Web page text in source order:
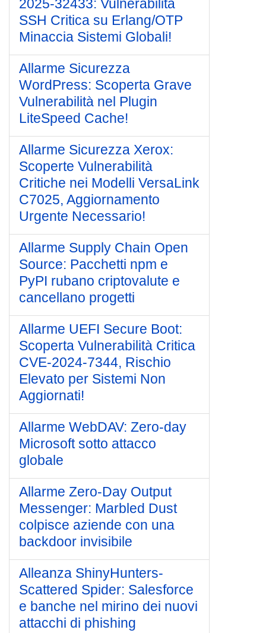
2025-32433: Vulnerabilità
SSH Critica su Erlang/OTP
Minaccia Sistemi Globali!
Allarme Sicurezza
WordPress: Scoperta Grave
Vulnerabilità nel Plugin
LiteSpeed Cache!
Allarme Sicurezza Xerox:
Scoperte Vulnerabilità
Critiche nei Modelli VersaLink
C7025, Aggiornamento
Urgente Necessario!
Allarme Supply Chain Open
Source: Pacchetti npm e
PyPI rubano criptovalute e
cancellano progetti
Allarme UEFI Secure Boot:
Scoperta Vulnerabilità Critica
CVE-2024-7344, Rischio
Elevato per Sistemi Non
Aggiornati!
Allarme WebDAV: Zero-day
Microsoft sotto attacco
globale
Allarme Zero-Day Output
Messenger: Marbled Dust
colpisce aziende con una
backdoor invisibile
Alleanza ShinyHunters-
Scattered Spider: Salesforce
e banche nel mirino dei nuovi
attacchi di phishing